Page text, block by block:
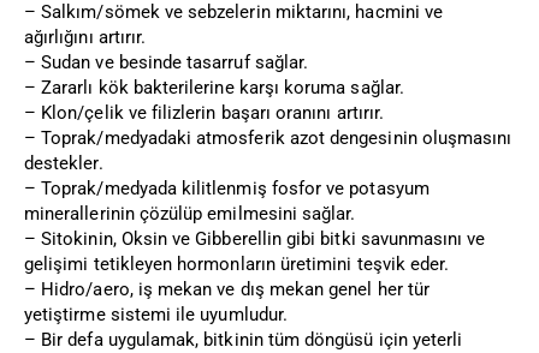
– Salkım/sömek ve sebzelerin miktarını, hacmini ve
ağırlığını artırır.
– Sudan ve besinde tasarruf sağlar.
– Zararlı kök bakterilerine karşı koruma sağlar.
– Klon/çelik ve filizlerin başarı oranını artırır.
– Toprak/medyadaki atmosferik azot dengesinin oluşmasını
destekler.
– Toprak/medyada kilitlenmiş fosfor ve potasyum
minerallerinin çözülüp emilmesini sağlar.
– Sitokinin, Oksin ve Gibberellin gibi bitki savunmasını ve
gelişimi tetikleyen hormonların üretimini teşvik eder.
– Hidro/aero, iş mekan ve dış mekan genel her tür
yetiştirme sistemi ile uyumludur.
– Bir defa uygulamak, bitkinin tüm döngüsü için yeterli